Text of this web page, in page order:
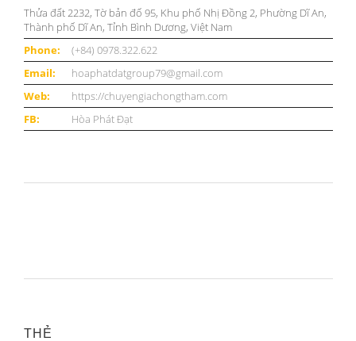
Thửa đất 2232, Tờ bản đố 95, Khu phố Nhị Đồng 2, Phường Dĩ An,
Thành phố Dĩ An, Tỉnh Bình Dương, Việt Nam
Phone:
(+84) 0978.322.622
Email:
hoaphatdatgroup79@gmail.com
Web:
https://chuyengiachongtham.com
FB:
Hòa Phát Đạt
THẺ